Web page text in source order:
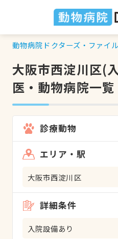
動物病院ドクターズ・ファイル
大阪市西淀川区(
医・動物病院一覧
診療動物
エリア・駅
大阪市西淀川区
詳細条件
入院設備あり